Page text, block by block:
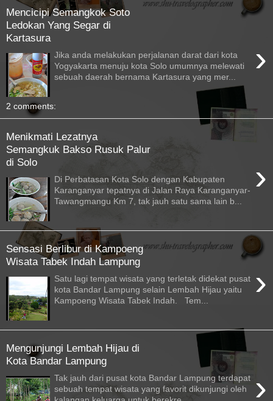
Mencicipi Semangkok Soto
Ledokan Yang Segar di
Kartasura
›
Jika anda melakukan perjalanan darat dari kota
Yogyakarta menuju kota Solo umumnya melewati
sebuah daerah bernama Kartasura yang mer...
2 comments:
Menikmati Lezatnya
Semangkuk Bakso Rusuk Palur
di Solo
›
Di Perbatasan Kota Solo dengan Kabupaten
Karanganyar tepatnya di Jalan Raya Karanganyar-
Tawangmangu Km 7, tak jauh satu sama lain b...
Sensasi Berlibur di Kampoeng
Wisata Tabek Indah Lampung
›
Satu lagi tempat wisata yang terletak didekat pusat
kota Bandar Lampung selain Lembah Hijau yaitu
Kampoeng Wisata Tabek Indah. Tem...
Mengunjungi Lembah Hijau di
Kota Bandar Lampung
›
Tak jauh dari pusat kota Bandar Lampung terdapat
sebuah tempat wisata yang favorit dikunjungi oleh